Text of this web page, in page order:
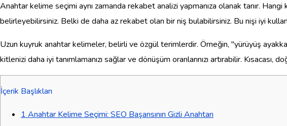
Anahtar kelime seçimi aynı zamanda rekabet analizi yapmanıza olanak tanır.
belirleyebilirsiniz. Belki de daha az rekabet olan bir niş bulabilirsiniz. Bu nişi iyi
Uzun kuyruk anahtar kelimeler, belirli ve özgül terimlerdir. Örneğin, "yürüyüş
kitlenizi daha iyi tanımlamanızı sağlar ve dönüşüm oranlarınızı artırabilir. Kısacası,
İçerik Başlıkları
1 Anahtar Kelime Seçimi: SEO Başarısının Gizli Anahtarı